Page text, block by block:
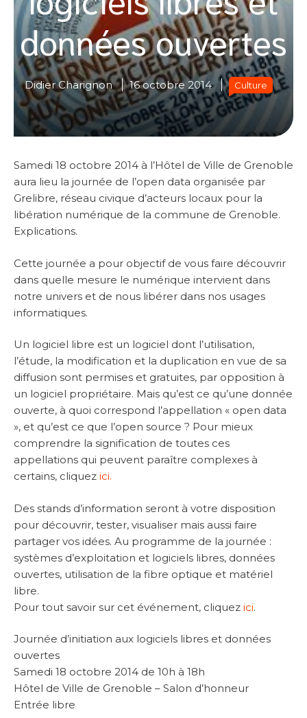
données ouvertes
Didier Charignon 16 octobre 2014 Culture
Samedi 18 octobre 2014 à l’Hôtel de Ville de Grenoble
aura lieu la journée de l’open data organisée par
Grelibre, réseau civique d’acteurs locaux pour la
libération numérique de la commune de Grenoble.
Explications.
Cette journée a pour objectif de vous faire découvrir
dans quelle mesure le numérique intervient dans
notre univers et de nous libérer dans nos usages
informatiques.
Un logiciel libre est un logiciel dont l’utilisation,
l’étude, la modification et la duplication en vue de sa
diffusion sont permises et gratuites, par opposition à
un logiciel propriétaire. Mais qu’est ce qu’une donnée
ouverte, à quoi correspond l’appellation « open data
», et qu’est ce que l’open source ? Pour mieux
comprendre la signification de toutes ces
appellations qui peuvent paraître complexes à
certains, cliquez ici.
Des stands d’information seront à votre disposition
pour découvrir, tester, visualiser mais aussi faire
partager vos idées. Au programme de la journée :
systèmes d’exploitation et logiciels libres, données
ouvertes, utilisation de la fibre optique et matériel
libre.
Pour tout savoir sur cet événement, cliquez ici.
Journée d’initiation aux logiciels libres et données
ouvertes
Samedi 18 octobre 2014 de 10h à 18h
Hôtel de Ville de Grenoble – Salon d’honneur
Entrée libre